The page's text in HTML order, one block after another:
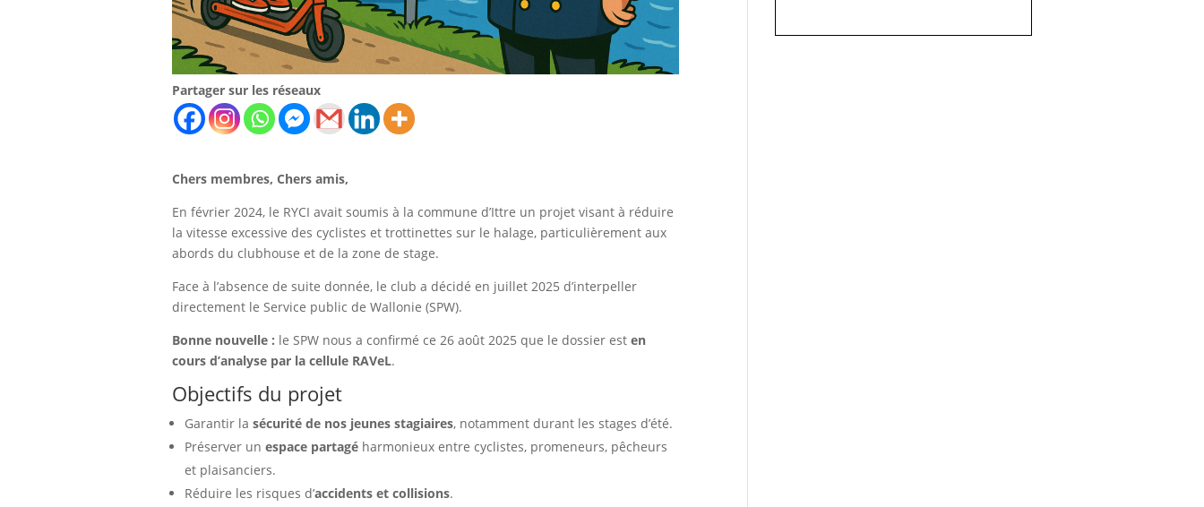
Partager sur les réseaux
Chers membres, Chers amis,
En février 2024, le RYCI avait soumis à la commune d’Ittre un projet visant à réduire
la vitesse excessive des cyclistes et trottinettes sur le halage, particulièrement aux
abords du clubhouse et de la zone de stage.
Face à l’absence de suite donnée, le club a décidé en juillet 2025 d’interpeller
directement le Service public de Wallonie (SPW).
Bonne nouvelle : le SPW nous a confirmé ce 26 août 2025 que le dossier est en
cours d’analyse par la cellule RAVeL.
Objectifs du projet
Garantir la sécurité de nos jeunes stagiaires, notamment durant les stages d’été.
Préserver un espace partagé harmonieux entre cyclistes, promeneurs, pêcheurs
et plaisanciers.
Réduire les risques d’accidents et collisions.